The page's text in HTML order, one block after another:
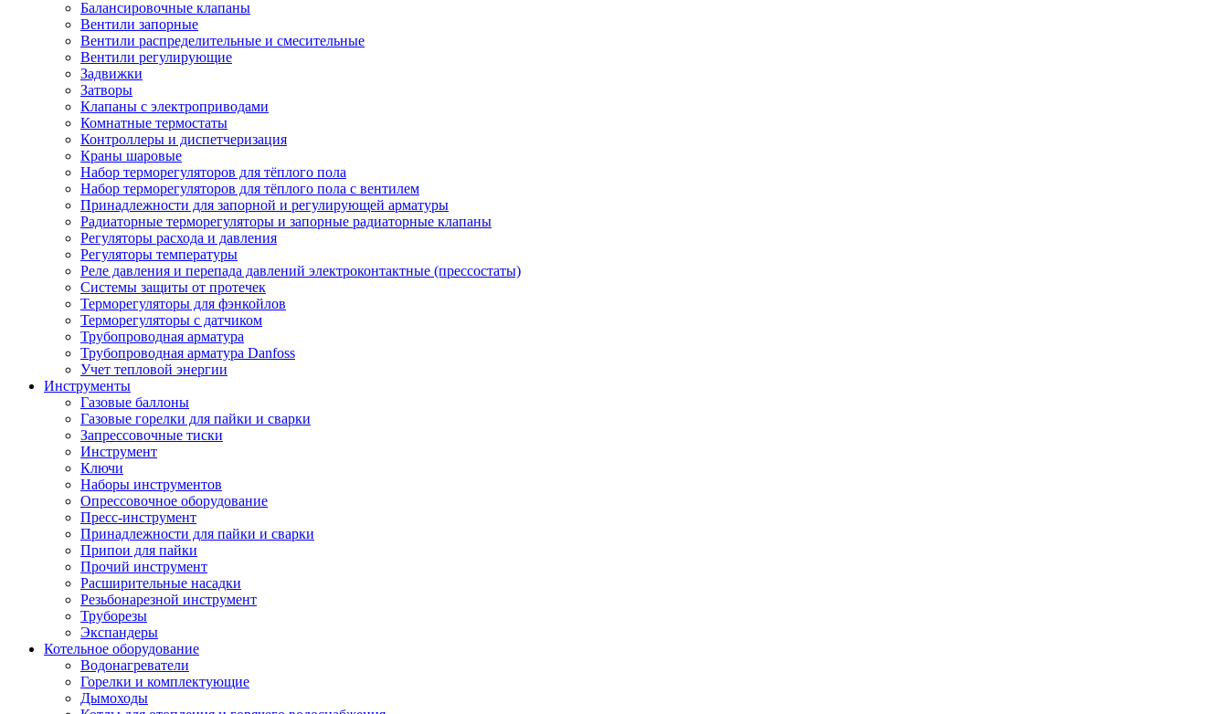
Балансировочные клапаны
Вентили запорные
Вентили распределительные и смесительные
Вентили регулирующие
Задвижки
Затворы
Клапаны с электроприводами
Комнатные термостаты
Контроллеры и диспетчеризация
Краны шаровые
Набор терморегуляторов для тёплого пола
Набор терморегуляторов для тёплого пола с вентилем
Принадлежности для запорной и регулирующей арматуры
Радиаторные терморегуляторы и запорные радиаторные клапаны
Регуляторы расхода и давления
Регуляторы температуры
Реле давления и перепада давлений электроконтактные (прессостаты)
Системы защиты от протечек
Терморегуляторы для фэнкойлов
Терморегуляторы с датчиком
Трубопроводная арматура
Трубопроводная арматура Danfoss
Учет тепловой энергии
Инструменты
Газовые баллоны
Газовые горелки для пайки и сварки
Запрессовочные тиски
Инструмент
Ключи
Наборы инструментов
Опрессовочное оборудование
Пресс-инструмент
Принадлежности для пайки и сварки
Припои для пайки
Прочий инструмент
Расширительные насадки
Резьбонарезной инструмент
Труборезы
Экспандеры
Котельное оборудование
Водонагреватели
Горелки и комплектующие
Дымоходы